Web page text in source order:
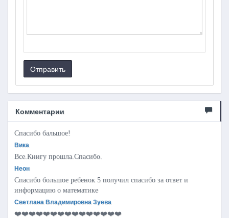
Отправить
Комментарии
Спасибо бальшое!
Вика
Все.Книгу прошла.Спасибо.
Неон
Спасибо большое ребенок 5 получил спасибо за ответ и
информацию о математике
Светлана Владимировна Зуева
❤️❤️❤️❤️❤️❤️❤️❤️❤️❤️❤️❤️❤️❤️❤️